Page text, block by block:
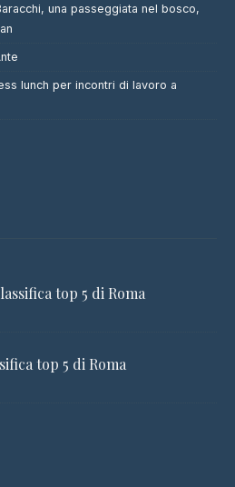
una passeggiata nel bosco,
lunch per incontri di lavoro a
top 5 di Roma
top 5 di Roma